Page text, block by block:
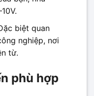
biệt quan
nghiệp, nơi
từ.
phù hợp